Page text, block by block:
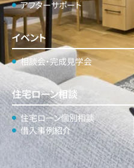
アフターサポート
イベント
相談会・完成見学会
住宅ローン相談
住宅ローン個別相談
借入事例紹介